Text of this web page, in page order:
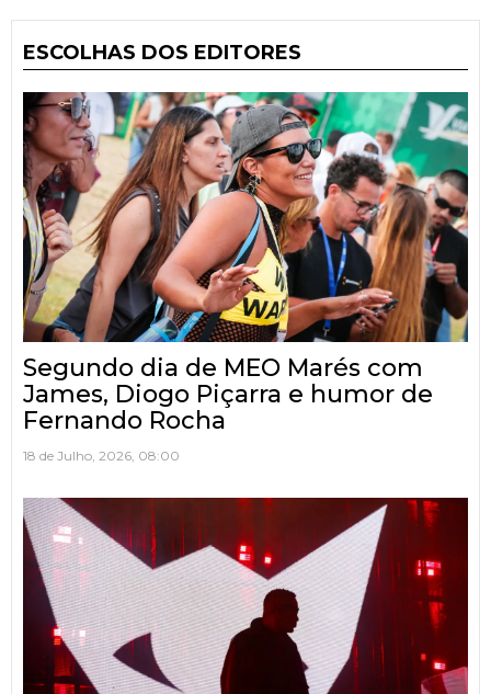
ESCOLHAS DOS EDITORES
Segundo dia de MEO Marés com
James, Diogo Piçarra e humor de
Fernando Rocha
18 de Julho, 2026, 08:00